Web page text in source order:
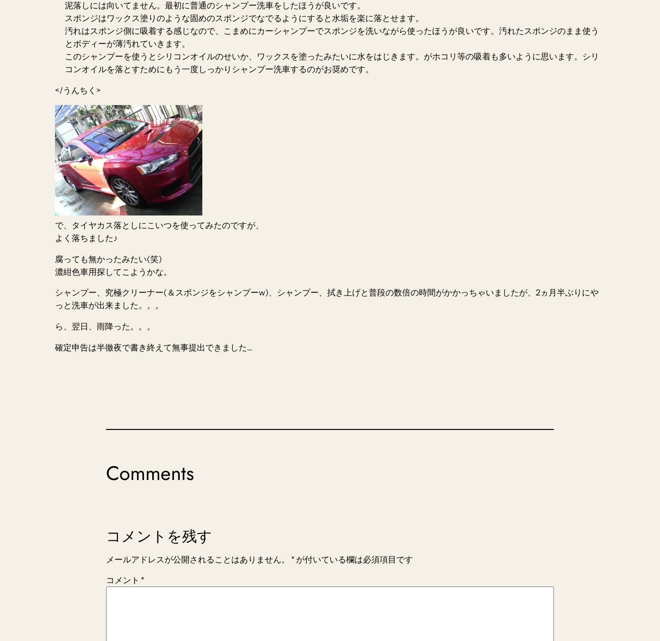
泥落しには向いてません。 最初に普通のシャンプー洗車をしたほうが良いです。
スポンジはワックス塗りのような固めのスポンジでなでるようにすると水垢を楽に落とせます。
汚れはスポンジ側に吸着する感じなので、こまめにカーシャンプーでスポンジを洗いながら使ったほうが良いです。汚れたスポンジのまま使う
とボディーが薄汚れていきます。
このシャンプーを使うとシリコンオイルのせいか、ワックスを塗ったみたいに水をはじきます。がホコリ等の吸着も多いように思います。シリ
コンオイルを落とすために もう一度しっかりシャンプー洗車するのがお奨めです。
</うんちく>
で、タイヤカス落としにこいつを使ってみたのですが、
よく落ちました♪
腐っても無かったみたい(笑)
濃紺色車用探してこようかな。
シャンプー、究極クリーナー(＆スポンジをシャンプーw)、シャンプー、拭き上げと普段の数倍の時間がかかっちゃいましたが、2ヵ月半ぶりにや
っと洗車が出来ました。。。
ら、翌日、雨降った。。。
確定申告は半徹夜で書き終えて無事提出できました…
Comments
コメントを残す
メールアドレスが公開されることはありません。 * が付いている欄は必須項目です
コメント *